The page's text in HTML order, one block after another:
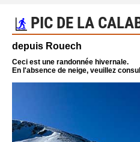
PIC DE LA
depuis Rouech
Ceci est une randonnée hivernale.
En l'absence de neige, veuillez